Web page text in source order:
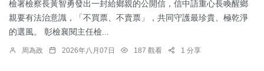
檢署檢察長黃智勇發出一封給鄉親的公開信，信中語重心長喚醒鄉
親要有法治意識，「不買票、不賣票」，共同守護最珍貴、極乾淨
的選風。 彰檢襄閱主任檢...
周為政 2026年八月07日 187 觀看 1 分享